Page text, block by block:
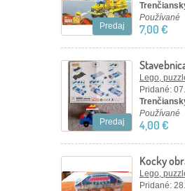
Predaj
Používané
7,00 €
Predaj
Lego,
Pridané:
Používané
4,00 €
Kocky
17 x 16,5
Lego,
Pridané: